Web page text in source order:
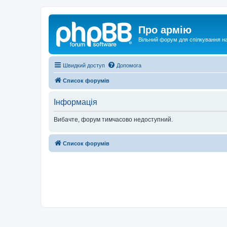
Про армію
Вільний форум для спілкування
Швидкий доступ Допомога
Список форумів
Інформація
Вибачте, форум тимчасово недоступний.
Список форумів